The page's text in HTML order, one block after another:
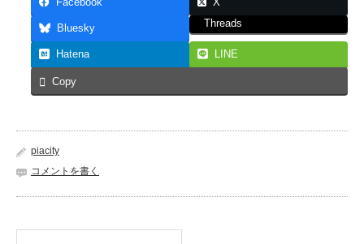
Facebook X
Bluesky Threads
Hatena LINE
Copy
piacity
コメントを書く